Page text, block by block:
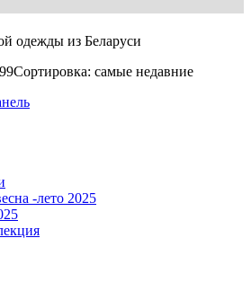
одежды из Беларуси
Сортировка: самые недавние
-лето 2025